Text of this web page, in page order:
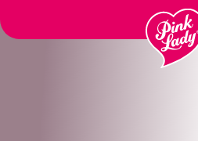
naar